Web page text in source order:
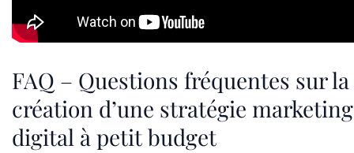
FAQ – Questions fréquentes sur la
création d’une stratégie marketing
digital à petit budget